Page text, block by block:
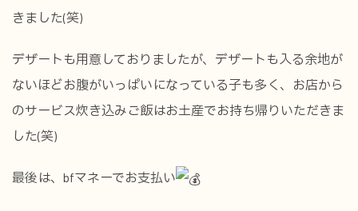
きました(笑)
デザートも用意しておりましたが、デザートも入る余地が
ないほどお腹がいっぱいになっている子も多く、お店から
のサービス炊き込みご飯はお土産でお持ち帰りいただきま
した(笑)
最後は、bfマネーでお支払い